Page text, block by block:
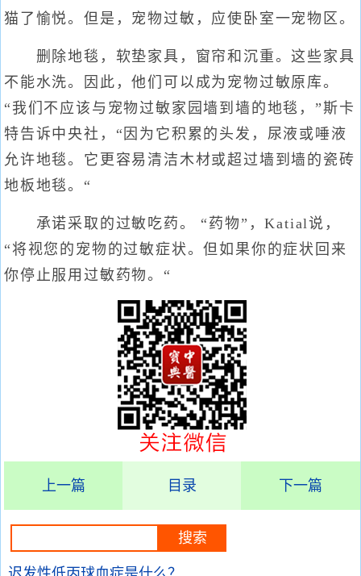
猫了愉悦。但是，宠物过敏，应使卧室一宠物区。
删除地毯，软垫家具，窗帘和沉重。这些家具
不能水洗。因此，他们可以成为宠物过敏原库。
“我们不应该与宠物过敏家园墙到墙的地毯，”斯卡
特告诉中央社，“因为它积累的头发，尿液或唾液
允许地毯。它更容易清洁木材或超过墙到墙的瓷砖
地板地毯。“
承诺采取的过敏吃药。 “药物”，Katial说，
“将视您的宠物的过敏症状。但如果你的症状回来
你停止服用过敏药物。“
上一篇 目录 下一篇